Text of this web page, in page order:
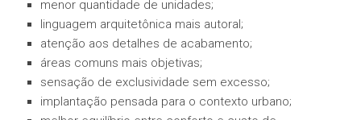
menor quantidade de unidades;
linguagem arquitetônica mais autoral;
atenção aos detalhes de acabamento;
áreas comuns mais objetivas;
sensação de exclusividade sem excesso;
implantação pensada para o contexto urbano;